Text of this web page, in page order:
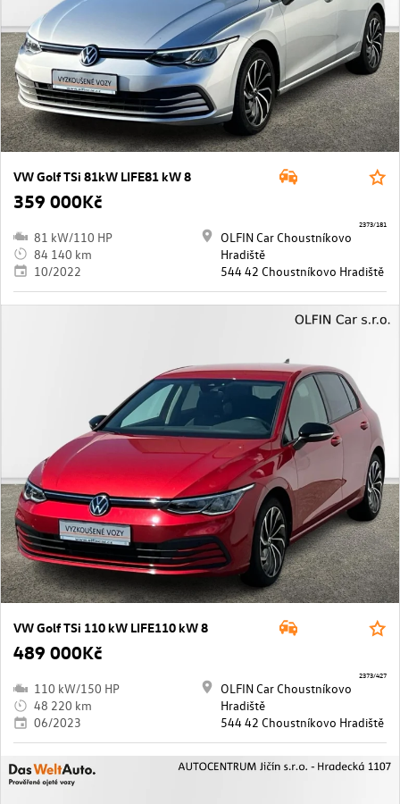
VW Golf TSi 81kW LIFE81 kW 8
359 000Kč
81 kW/110 HP
84 140 km
10/2022
OLFIN Car Choustníkovo
Hradiště
544 42 Choustníkovo Hradiště
2373/181
VW Golf TSi 110 kW LIFE110 kW 8
489 000Kč
110 kW/150 HP
48 220 km
06/2023
OLFIN Car Choustníkovo
Hradiště
544 42 Choustníkovo Hradiště
2373/427